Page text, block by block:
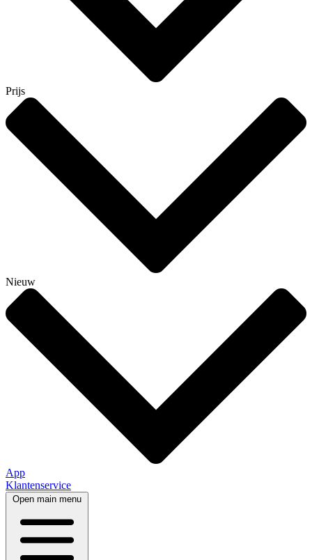
Prijs
Nieuw
App
Klantenservice
Open main menu